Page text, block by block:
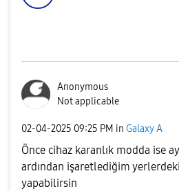
Anonymous
Not applicable
‎02-04-2025 09:25 PM in Galaxy A
Önce cihaz karanlık modda ise
ardından işaretlediğim
yapabilirsin